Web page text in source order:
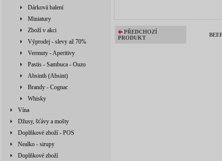
Dárková balení
Miniatury
Zboží v akci
Výprodej - slevy až 70%
Vermuty - Aperitivy
Pastis - Sambuca - Ouzo
Absinth (Absint)
Brandy - Cognac
Whisky
Vína
Džusy, šťávy a mošty
Doplňkové zboží - POS
Nealko - sirupy
Doplňkové zboží
PŘEDCHOZÍ
PRODUKT